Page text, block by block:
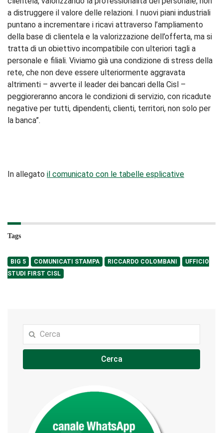
a distruggere il valore delle relazioni. I nuovi piani industriali
puntano a incrementare i ricavi attraverso l’ampliamento
della base di clientela e la valorizzazione dell’offerta, ma si
tratta di un obiettivo incompatibile con ulteriori tagli a
personale e filiali. Viviamo già una condizione di stress della
rete, che non deve essere ulteriormente aggravata
altrimenti – avverte il leader dei bancari della Cisl –
peggioreranno ancora le condizioni di servizio, con ricadute
negative per tutti, dipendenti, clienti, territori, non solo per
la banca”.
In allegato il comunicato con le tabelle esplicative
Tags
BIG 5 COMUNICATI STAMPA RICCARDO COLOMBANI
UFFICIO
STUDI FIRST CISL
Cerca